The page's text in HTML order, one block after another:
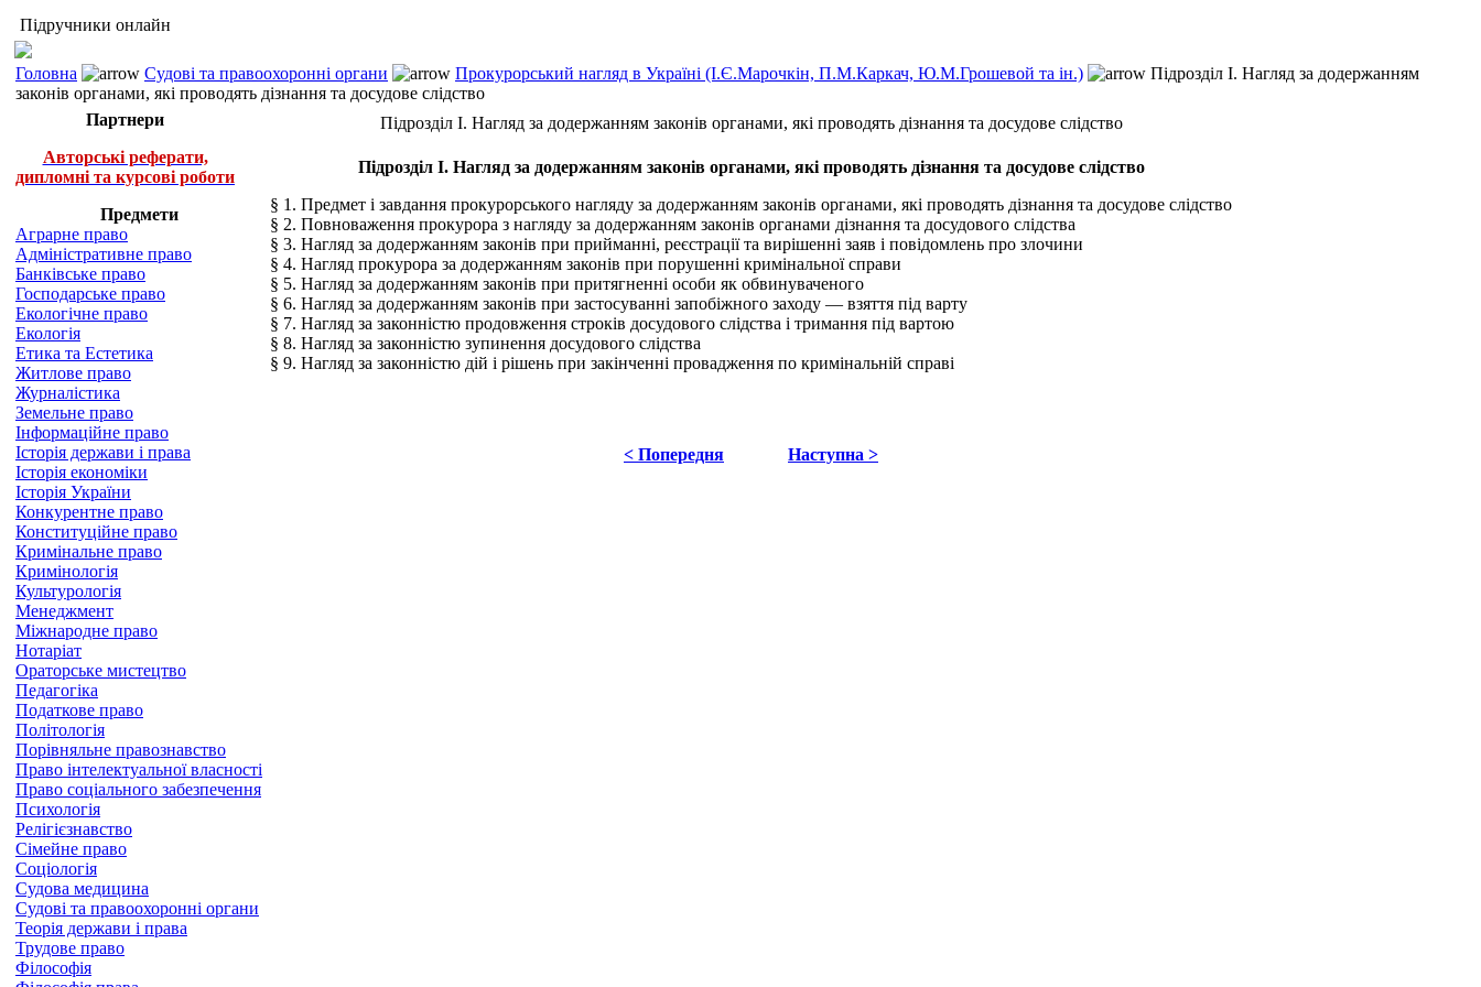
Підручники онлайн
Головна Судові та правоохоронні органи Прокурорський нагляд в Україні (І.Є.Марочкін, П.М.Каркач, Ю.М.Грошевой та ін.)
Підрозділ І. Нагляд за додержанням
законів органами, які проводять дізнання та досудове слідство
Партнери
Авторські реферати,
дипломні та курсові роботи
Предмети
Аграрне право
Адміністративне право
Банківське право
Господарське право
Екологічне право
Екологія
Етика та Естетика
Житлове право
Журналістика
Земельне право
Інформаційне право
Історія держави і права
Історія економіки
Історія України
Конкурентне право
Конституційне право
Кримінальне право
Кримінологія
Культурологія
Менеджмент
Міжнародне право
Нотаріат
Ораторське мистецтво
Педагогіка
Податкове право
Політологія
Порівняльне правознавство
Право інтелектуальної власності
Право соціального забезпечення
Психологія
Релігієзнавство
Сімейне право
Соціологія
Судова медицина
Судові та правоохоронні органи
Теорія держави і права
Трудове право
Філософія
Підрозділ І. Нагляд за додержанням законів органами, які проводять дізнання та досудове слідство
Підрозділ І. Нагляд за додержанням законів органами, які проводять дізнання та досудове слідство
§ 1. Предмет і завдання прокурорського нагляду за додержанням законів органами, які проводять дізнання та досудове слідство
§ 2. Повноваження прокурора з нагляду за додержанням законів органами дізнання та досудового слідства
§ 3. Нагляд за додержанням законів при прийманні, реєстрації та вирішенні заяв і повідомлень про злочини
§ 4. Нагляд прокурора за додержанням законів при порушенні кримінальної справи
§ 5. Нагляд за додержанням законів при притягненні особи як обвинуваченого
§ 6. Нагляд за додержанням законів при застосуванні запобіжного заходу — взяття під варту
§ 7. Нагляд за законністю продовження строків досудового слідства і тримання під вартою
§ 8. Нагляд за законністю зупинення досудового слідства
§ 9. Нагляд за законністю дій і рішень при закінченні провадження по кримінальній справі
< Попередня Наступна >